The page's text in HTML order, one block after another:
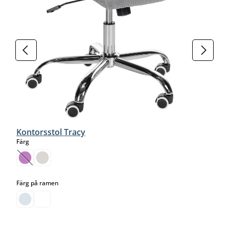
Kontorsstol Tracy
Färgselect
(Det här alternativet är för närvarande inte tillgängligt.)
Färg på ramen